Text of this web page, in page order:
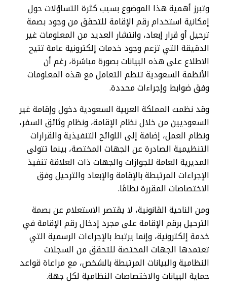
وتبرز أهمية هذا الموضوع بسبب كثرة التساؤلات حول
إمكانية استخدام رقم الإقامة للتحقق من وجود بصمة
ترحيل أو قرار إبعاد، وانتشار العديد من المعلومات غير
الدقيقة التي تزعم وجود خدمات إلكترونية عامة تتيح
الاطلاع على هذه البيانات بصورة مباشرة، رغم أن
الأنظمة السعودية تنظم التعامل مع هذه المعلومات
وفق ضوابط وإجراءات محددة.
وقد نظمت المملكة العربية السعودية دخول وإقامة غير
السعوديين من خلال نظام الإقامة، ونظام وثائق السفر،
ونظام العمل، إضافة إلى اللوائح التنفيذية والقرارات
التنظيمية الصادرة عن الجهات المختصة، بينما تتولى
المديرية العامة للجوازات والجهات ذات العلاقة تنفيذ
الإجراءات المرتبطة بالإقامة والإبعاد والترحيل وفق
الاختصاصات المقررة نظامًا.
ومن الناحية القانونية، لا يقتصر الاستعلام عن بصمة
الترحيل برقم الإقامة على مجرد إدخال رقم الإقامة في
خدمة إلكترونية، وإنما يرتبط بالإجراءات الرسمية التي
تعتمدها الجهات المختصة للتحقق من السجلات
النظامية والبيانات المرتبطة بالشخص، مع مراعاة قواعد
حماية البيانات والاختصاصات النظامية لكل جهة.